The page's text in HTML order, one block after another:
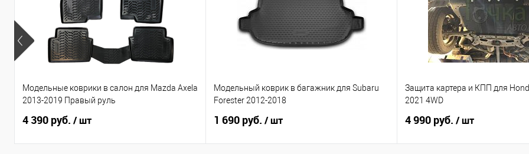
Модельные коврики в салон для Mazda Axela
2013-2019 Правый руль
4 390 руб. / шт
Модельный коврик в багажник для Subaru
Forester 2012-2018
1 690 руб. / шт
Защита картера и КПП для
2021 4WD
4 990 руб. / шт